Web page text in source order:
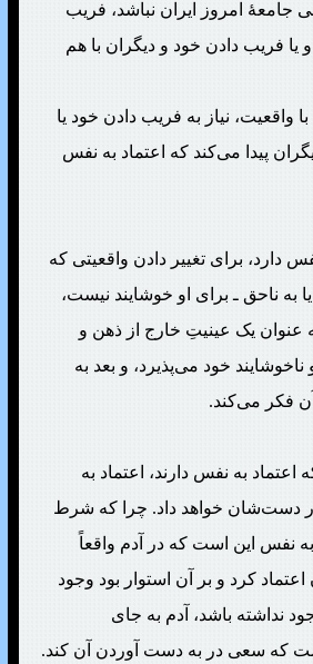
جامعهٔ امروز ایران نباشد، فریب
یا فریب دادن خود و دیگران با هم
واقعیت، نیاز به فریب دادن خود یا
پیدا می‌کند که اعتماد به نفس
دارد، برای تغییر دادن واقعیتی که
به ناحق ـ برای او خوشایند نیست،
عنوان یک عینیتِ خارج از ذهن و
خود می‌پذیرد، و بعد به
فکر می‌کند.
اعتماد به نفس دارند، اعتماد به
دست‌شان خواهد داد. چرا که شرط
نفس این است که در آدم واقعاً
کرد و بر آن استوار بود وجود
نداشته باشد، آدم به جای
که سعی در به دست آوردن آن کند.